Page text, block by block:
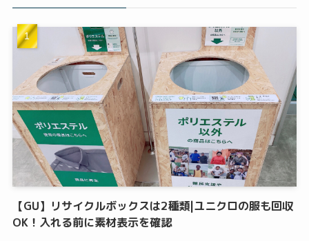
【GU】リサイクルボックスは2種類|ユニクロの服も回収
OK！入れる前に素材表示を確認